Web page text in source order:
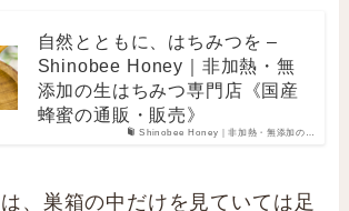
Shinobee Honey｜非加熱・無添加の…
自然とともに、はちみつを –
Shinobee Honey｜非加熱・無
添加の生はちみつ専門店《国産
蜂蜜の通販・販売》
、巣箱の中だけを見ていては足